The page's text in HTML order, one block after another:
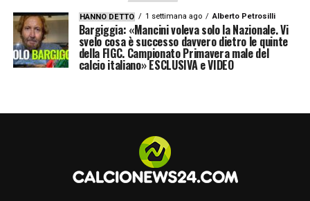
HANNO DETTO 1 settimana ago Alberto Petrosilli
Bargiggia: «Mancini voleva solo la Nazionale. Vi
svelo cosa è successo davvero dietro le quinte
della FIGC. Campionato Primavera male del
calcio italiano» ESCLUSIVA e VIDEO